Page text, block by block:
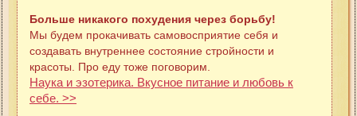
Больше никакого похудения через борьбу!
Мы будем прокачивать самовосприятие себя и
создавать внутреннее состояние стройности и
красоты. Про еду тоже поговорим.
Наука и эзотерика. Вкусное питание и любовь к
себе. >>